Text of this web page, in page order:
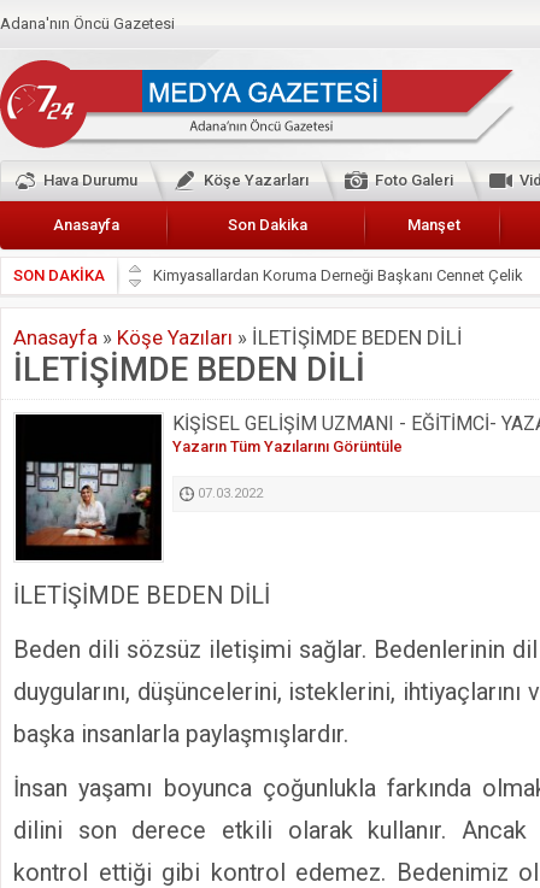
Adana'nın Öncü Gazetesi
Hava Durumu Köşe Yazarları Foto Galeri
Anasayfa Son Dakika Manşet
SON DAKİKA
Başkan Güler’den Başkan Karalar’a hizmet çağrısı
Lokantacılar ve Kebapçılar Esnaf Odası Başkanı Şefik
Hak-İş Abdurrahman Yücel
HDP İL BİNASININ ÖNÜNDE ANNELER TARİH
CEYHAN TİCARET ODASI
Hainler emellerine asla erişemeyecekler
BÖLGEMİZ ÇUKUROVA’DA 2019 YILI PAMUK
Kimyasallardan Koruma Derneği Başkanı Cennet Çelik
Anasayfa » Köşe Yazıları » İLETİŞİMDE BEDEN DİLİ
İLETİŞİMDE BEDEN DİLİ
KİŞİSEL GELİŞİM UZMANI - EĞİTİMCİ-
Yazarın Tüm Yazılarını Görüntüle
07.03.2022
İLETİŞİMDE BEDEN DİLİ
Beden dili sözsüz iletişimi sağlar. Bedenlerinin dili
duygularını, düşüncelerini, isteklerini,
başka insanlarla paylaşmışlardır.
İnsan yaşamı boyunca çoğunlukla farkında
dilini son derece etkili olarak kullanır. Ancak
kontrol ettiği gibi kontrol edemez. Bedenimiz